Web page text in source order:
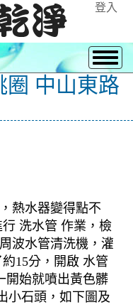
登入
圈 中山東路
熱水器變得點不
洗水管 作業，檢
波水管清洗機，灌
15分，開啟 水管
開始就噴出黃色髒
小石頭，如下圖及